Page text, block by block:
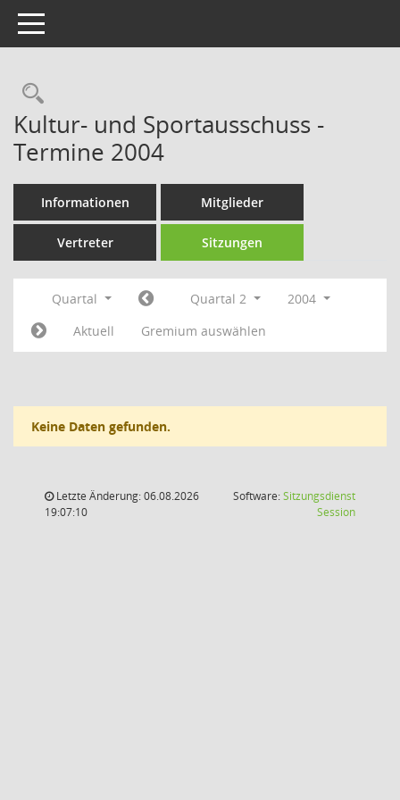
Toggle navigation
Rechercheauswahl
Kultur- und Sportausschuss -
Termine 2004
Informationen Mitglieder
Vertreter Sitzungen
Quartal Quartal 2
2004
Aktuell
Gremium auswählen
Keine Daten gefunden.
Letzte Änderung: 06.08.2026
19:07:10
Software:Sitzungsdienst
Session(Wird in